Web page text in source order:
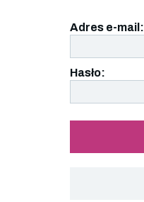
Adres e-mail:
Hasło: